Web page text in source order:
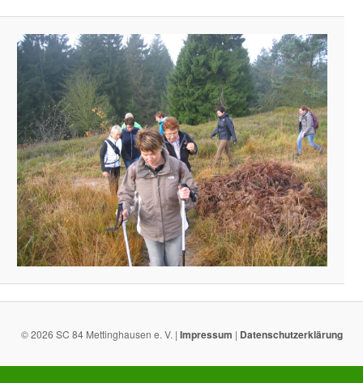
© 2026 SC 84 Mettinghausen e. V. | Impressum | Datenschutzerklärung